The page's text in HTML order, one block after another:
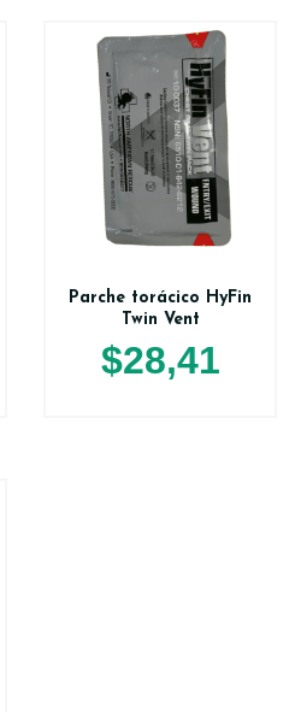
Parche torácico HyFin
Twin Vent
$28,41